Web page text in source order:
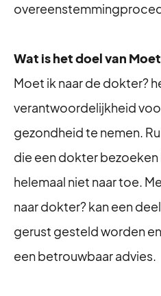
Wat is het doel van
Moet ik naar de dokter?
verantwoordelijkheid
gezondheid te nemen.
die een dokter
helemaal niet naar toe.
naar dokter? kan een
gerust gesteld worden
een betrouwbaar advies.